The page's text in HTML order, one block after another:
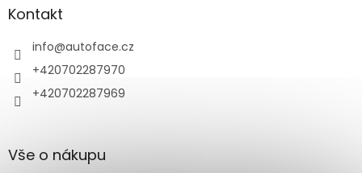
Kontakt
info@autoface.cz
+420702287970
+420702287969
Vše o nákupu